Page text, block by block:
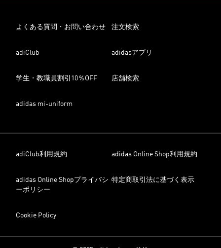
よくある質問・お問い合わせ 注文検索
adiClub adidasアプリ
学生・教職員割引10％OFF 店舗検索
adidas mi-uniform
adiClub利用規約 adidas Online Shop利用規約
adidas Online Shopプライバシ
ーポリシー
特定商取引法に基づく表示
Cookie Policy